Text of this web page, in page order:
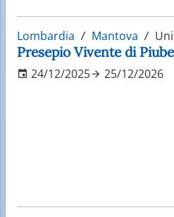
Lombardia Mantova
Presepio Vivente di
24/12/2025 25/12/2026